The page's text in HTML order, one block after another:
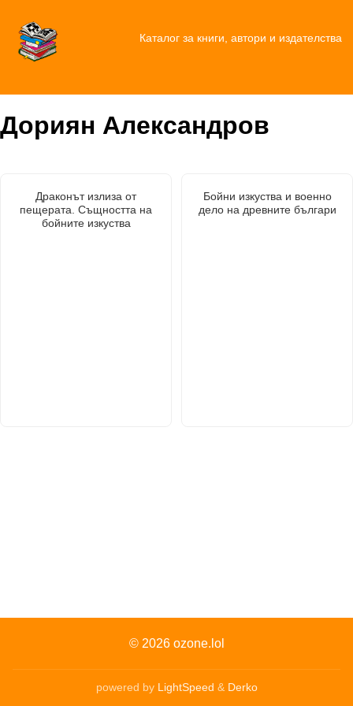
Каталог за книги, автори и издателства
Дориян Александров
Драконът излиза от
пещерата. Същността на
бойните изкуства
Бойни изкуства и военно
дело на древните българи
© 2026 ozone.lol
powered by LightSpeed & Derko